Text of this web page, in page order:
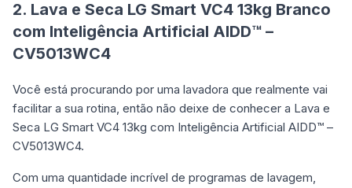
2. Lava e Seca LG Smart VC4 13kg Branco
com Inteligência Artificial AIDD™ –
CV5013WC4
Você está procurando por uma lavadora que realmente vai
facilitar a sua rotina, então não deixe de conhecer a Lava e
Seca LG Smart VC4 13kg com Inteligência Artificial AIDD™ –
CV5013WC4.
Com uma quantidade incrível de programas de lavagem,